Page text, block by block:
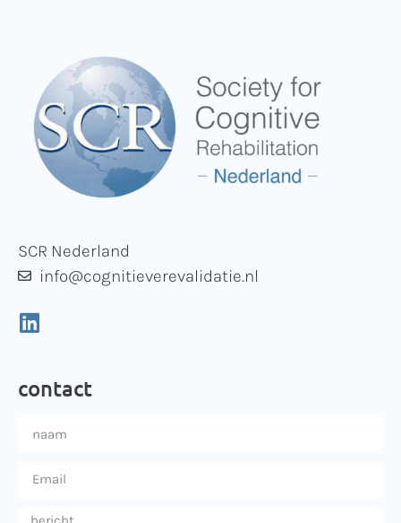
SCR Nederland
info@cognitieverevalidatie.nl
contact